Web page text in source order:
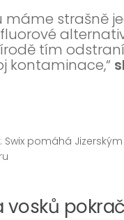
máme strašně
tím
kontaminace,“
vosků